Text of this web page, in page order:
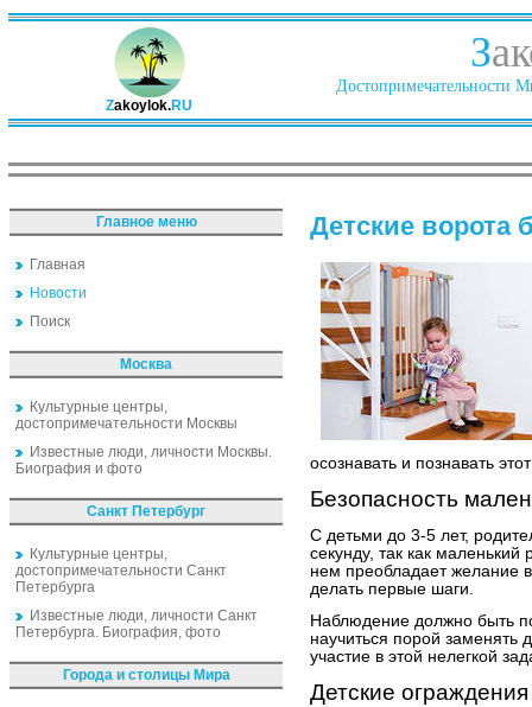
Zakoylok.RU
З
Достопримечательности
Главное меню
Главная
Новости
Поиск
Москва
Культурные центры,
достопримечательности Москвы
Известные люди, личности Москвы.
Биография и фото
Санкт Петербург
Культурные центры,
достопримечательности Санкт
Петербурга
Известные люди, личности Санкт
Петербурга. Биография, фото
Города и столицы Мира
Детские ворота
осознавать и познавать
Безопасность
С детьми до 3-5 лет,
секунду, так как
нем преобладает желание
делать первые шаги.
Наблюдение должно быть
научиться порой заменять
участие в этой нелегкой
Детские ограждения